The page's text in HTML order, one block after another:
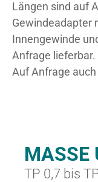
Längen sind auf
Gewindeadapter
Innengewinde
Anfrage lieferbar.
Auf Anfrage auch
MASSE
TP 0,7 bis